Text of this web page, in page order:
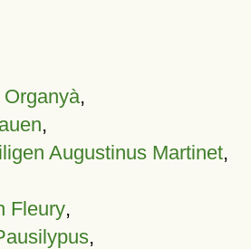
,
,
Augustinus Martinet,
Fleury,
,